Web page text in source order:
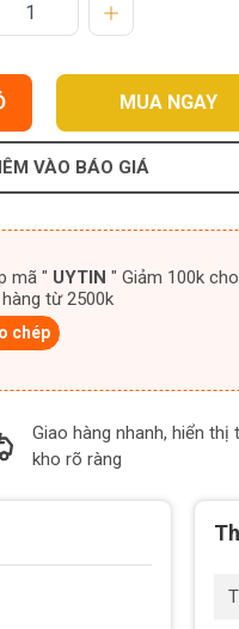
MUA NGAY
VÀO BÁO GIÁ
mã " UYTIN " Giảm 100k cho
từ 2500k
chép
Giao hàng nhanh, hiển thị
kho rõ ràng